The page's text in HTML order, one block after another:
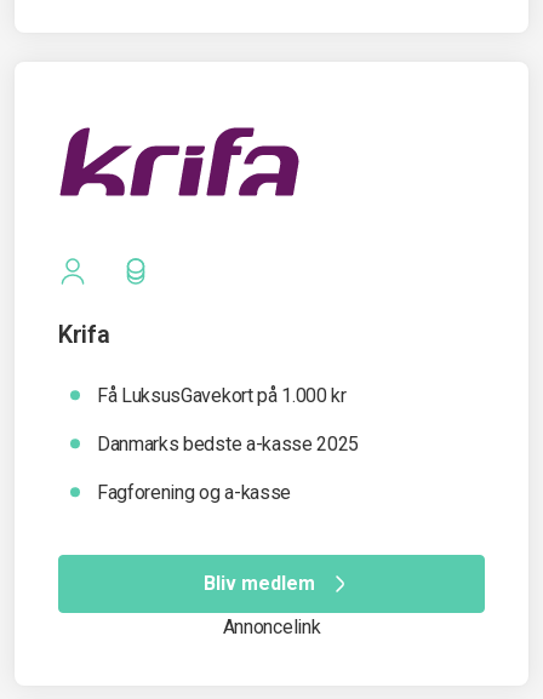
Krifa
Få LuksusGavekort på 1.000 kr
Danmarks bedste a-kasse 2025
Fagforening og a-kasse
Bliv medlem
Annoncelink